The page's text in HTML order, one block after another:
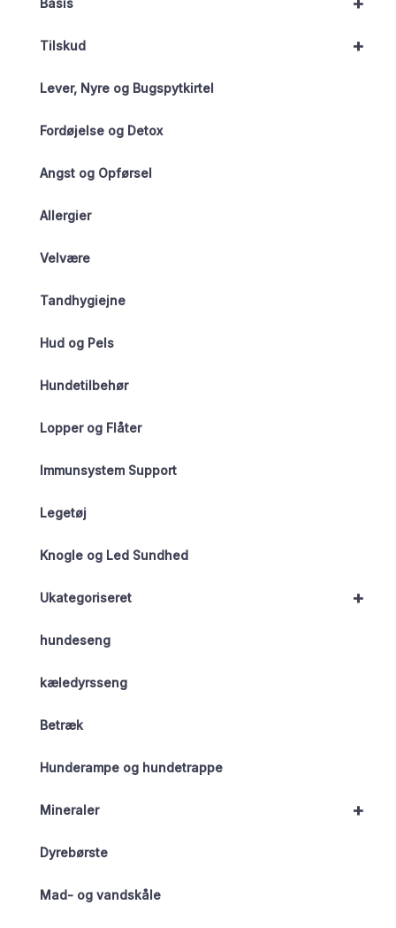
Basis
+
Tilskud
Lever, Nyre og Bugspytkirtel
Fordøjelse og Detox
Angst og Opførsel
Allergier
Velvære
Tandhygiejne
Hud og Pels
Hundetilbehør
Lopper og Flåter
Immunsystem Support
Legetøj
Knogle og Led Sundhed
+
Ukategoriseret
hundeseng
kæledyrsseng
Betræk
Hunderampe og hundetrappe
+
Mineraler
Dyrebørste
Mad- og vandskåle